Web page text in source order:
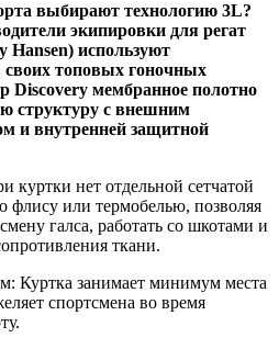
выбирают технологию 3L?
экипировки для регат
Hansen) используют
топовых гоночных
Discovery мембранное полотно
структуру с внешним
и внутренней защитной
куртки нет отдельной сетчатой
флису или термобелью, позволяя
галса, работать со шкотами и
ткани.
Куртка занимает минимум места
спортсмена во время